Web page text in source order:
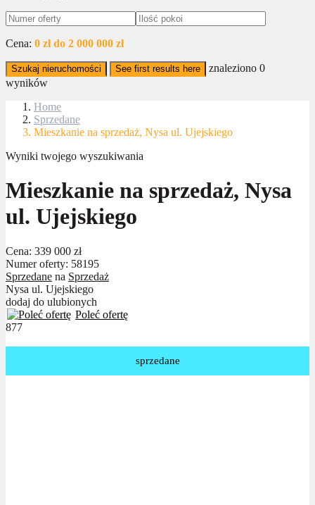
Cena: 0 zł do 2 000 000 zł
Szukaj nieruchomości See first results here znaleziono 0
wyników
Home
Sprzedane
Mieszkanie na sprzedaż, Nysa ul. Ujejskiego
Wyniki twojego wyszukiwania
Mieszkanie na sprzedaż, Nysa
ul. Ujejskiego
Cena: 339 000 zł
Numer oferty: 58195
Sprzedane na Sprzedaż
Nysa ul. Ujejskiego
dodaj do ulubionych
Poleć ofertę
877
sprzedane